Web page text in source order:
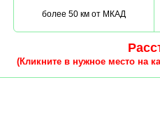
более 50 км от МКАД
(Кликните в нужное место на